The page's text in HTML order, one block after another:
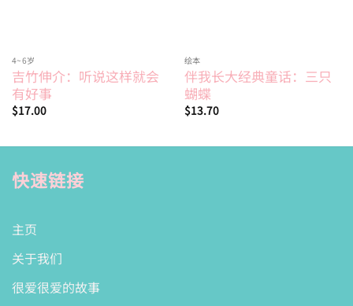
4~6岁
吉竹伸介：听说这样就会
有好事
$17.00
绘本
伴我长大经典童话：三只
蝴蝶
$13.70
快速链接
主页
关于我们
很爱很爱的故事